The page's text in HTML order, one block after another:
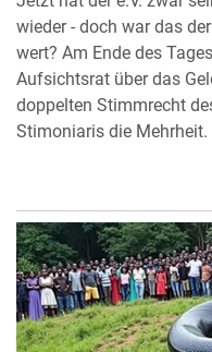
wieder - doch war das
wert? Am Ende des
Aufsichtsrat über das
doppelten Stimmrecht
Stimoniaris die Mehrheit.